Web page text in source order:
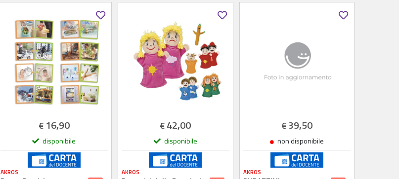
€16,90
disponibile
AKROS
€42,00
disponibile
AKROS
€39,50
non disponibile
AKROS